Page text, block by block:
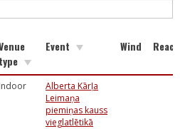
type
Event Wind
Indoor
Alberta Kārļa
Leimaņa
piemiņas kauss
vieglatlētikā